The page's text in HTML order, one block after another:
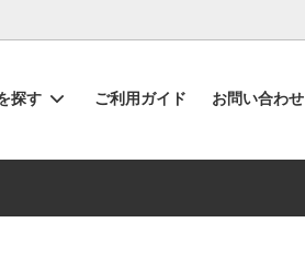
探す ご利用ガイド お問い合わせ